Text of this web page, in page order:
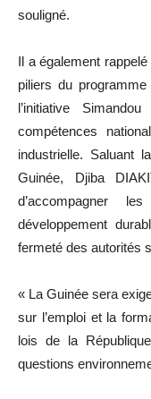
souligné.
Il a également
piliers du
l’initiative
compétences
industrielle. Saluant
Guinée, Djiba
d’accompagner
développement
fermeté des autorités
« La Guinée sera
sur l’emploi et la
lois de la
questions